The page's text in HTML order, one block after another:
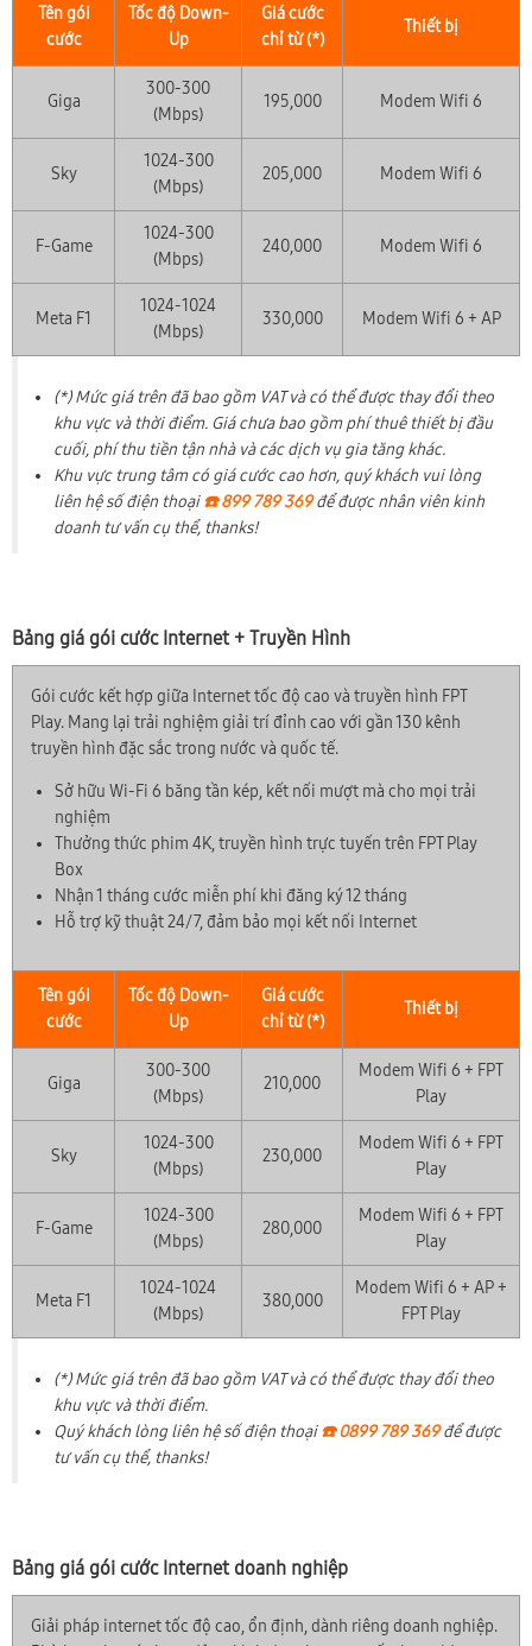
Tên gói
cước
Tốc độ Down-
Up
Giá cước
chỉ từ (*)
Thiết bị
Giga
300-300
(Mbps)
195,000 Modem Wifi 6
Sky
1024-300
(Mbps)
205,000 Modem Wifi 6
F-Game
1024-300
(Mbps)
240,000 Modem Wifi 6
Meta F1
1024-1024
(Mbps)
330,000 Modem Wifi 6 + AP
(*) Mức giá trên đã bao gồm VAT và có thể được thay đổi theo
khu vực và thời điểm. Giá chưa bao gồm phí thuê thiết bị đầu
cuối, phí thu tiền tận nhà và các dịch vụ gia tăng khác.
Khu vực trung tâm có giá cước cao hơn, quý khách vui lòng
liên hệ số điện thoại☎️ 899 789 369để được nhân viên kinh
doanh tư vấn cụ thể, thanks!
Bảng giá gói cước Internet + Truyền Hình
Gói cước kết hợp giữa Internet tốc độ cao và truyền hình FPT
Play. Mang lại trải nghiệm giải trí đỉnh cao với gần 130 kênh
truyền hình đặc sắc trong nước và quốc tế.
Sở hữu Wi-Fi 6 băng tần kép, kết nối mượt mà cho mọi trải
nghiệm
Thưởng thức phim 4K, truyền hình trực tuyến trên FPT Play
Box
Nhận 1 tháng cước miễn phí khi đăng ký 12 tháng
Hỗ trợ kỹ thuật 24/7, đảm bảo mọi kết nối Internet
Tên gói
cước
Tốc độ Down-
Up
Giá cước
chỉ từ (*)
Thiết bị
Giga
300-300
(Mbps)
210,000
Modem Wifi 6 + FPT
Play
Sky
1024-300
(Mbps)
230,000
Modem Wifi 6 + FPT
Play
F-Game
1024-300
(Mbps)
280,000
Modem Wifi 6 + FPT
Play
Meta F1
1024-1024
(Mbps)
380,000
Modem Wifi 6 + AP +
FPT Play
(*) Mức giá trên đã bao gồm VAT và có thể được thay đổi theo
khu vực và thời điểm.
Quý khách lòng liên hệ số điện thoại☎️ 0899 789 369để được
tư vấn cụ thể, thanks!
Bảng giá gói cước Internet doanh nghiệp
Giải pháp internet tốc độ cao, ổn định, dành riêng doanh nghiệp.